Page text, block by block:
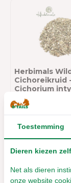
Herbimals
Cichoreikruid -
Cichorium
fijn
Incl. btw
Toestemming
Dieren kiezen
Net als dieren
onze website